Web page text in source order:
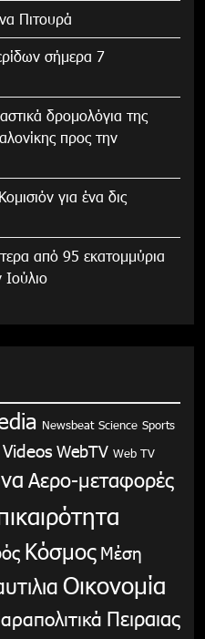
Πιτουρά
σήμερα 7
δρομολόγια της
προς την
για ένα δις
από 95 εκατομμύρια
Newsbeat Science Sports
Videos WebTV Web TV
Αερο-μεταφορές
Κόσμος Μέση
Οικονομία
Πειραιας